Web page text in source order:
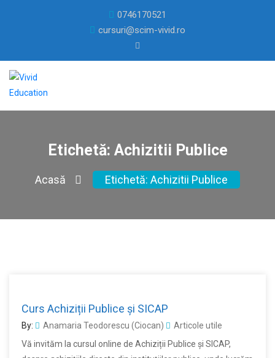
0746170521
cursuri@scim-vivid.ro
Etichetă: Achizitii Publice
Acasă Etichetă: Achizitii Publice
Curs Achiziții Publice și SICAP
By: Anamaria Teodorescu (Ciocan)
Articole utile
Vă invităm la cursul online de Achiziții Publice și SICAP,